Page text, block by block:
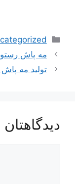
دسته‌ها
ناوبری
نوشته‌ها
مه پاش
تولید مه